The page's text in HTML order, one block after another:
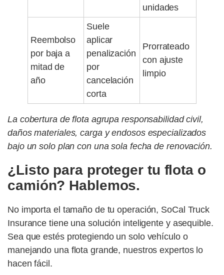
unidades
Reembolso
por baja a
mitad de
año
Suele
aplicar
penalización
por
cancelación
corta
Prorrateado
con ajuste
limpio
La cobertura de flota agrupa responsabilidad civil,
daños materiales, carga y endosos especializados
bajo un solo plan con una sola fecha de renovación.
¿Listo para proteger tu flota o
camión? Hablemos.
No importa el tamaño de tu operación, SoCal Truck
Insurance tiene una solución inteligente y asequible.
Sea que estés protegiendo un solo vehículo o
manejando una flota grande, nuestros expertos lo
hacen fácil.